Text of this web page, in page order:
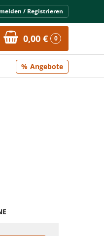
/ Registrieren
0,00 € 0
Angebote